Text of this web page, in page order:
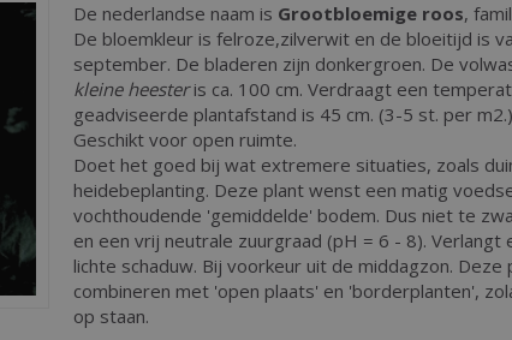
De nederlandse naam is Grootbloemige roos,
De bloemkleur is felroze,zilverwit en de bloeitijd is
september. De bladeren zijn donkergroen. De
kleine heesteris ca. 100 cm. Verdraagt een
geadviseerde plantafstand is 45 cm. (3-5 st. per
Geschikt voor open ruimte.
Doet het goed bij wat extremere situaties, zoals
heidebeplanting. Deze plant wenst een matig
vochthoudende 'gemiddelde' bodem. Dus niet te
en een vrij neutrale zuurgraad (pH = 6 - 8). Verlangt
lichte schaduw. Bij voorkeur uit de middagzon. Deze
combineren met 'open plaats' en 'borderplanten',
op staan.